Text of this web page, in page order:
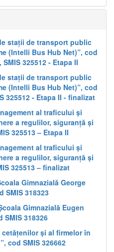
stații de transport public
(Intelli Bus Hub Net)”, cod
325512 - Etapa II
stații de transport public
(Intelli Bus Hub Net)”, cod
325512 - Etapa II - finalizat
al traficului și
a regulilor, siguranță și
325513 – Etapa II
al traficului și
a regulilor, siguranță și
325513 – finalizat
Gimnazială George
SMIS 318323
Gimnazială Eugen
SMIS 318326
și al firmelor în
cod SMIS 326662